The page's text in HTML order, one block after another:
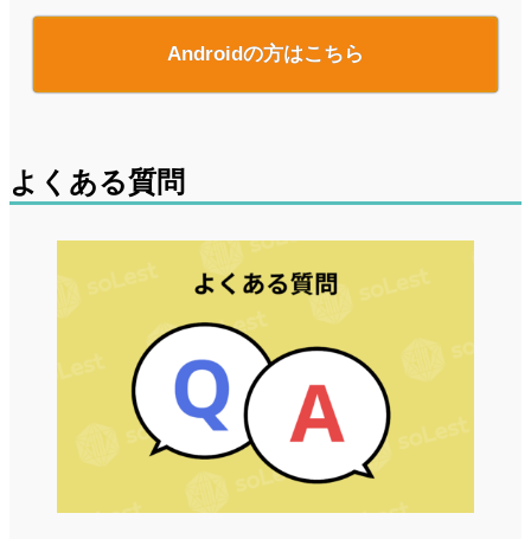
Androidの方はこちら
よくある質問